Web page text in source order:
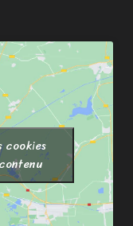
cookies